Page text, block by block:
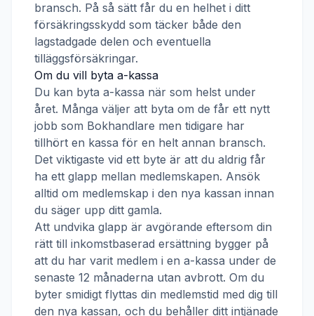
bransch. På så sätt får du en helhet i ditt
försäkringsskydd som täcker både den
lagstadgade delen och eventuella
tilläggsförsäkringar.
Om du vill byta a-kassa
Du kan byta a-kassa när som helst under
året. Många väljer att byta om de får ett nytt
jobb som Bokhandlare men tidigare har
tillhört en kassa för en helt annan bransch.
Det viktigaste vid ett byte är att du aldrig får
ha ett glapp mellan medlemskapen. Ansök
alltid om medlemskap i den nya kassan innan
du säger upp ditt gamla.
Att undvika glapp är avgörande eftersom din
rätt till inkomstbaserad ersättning bygger på
att du har varit medlem i en a-kassa under de
senaste 12 månaderna utan avbrott. Om du
byter smidigt flyttas din medlemstid med dig till
den nya kassan, och du behåller ditt intjänade